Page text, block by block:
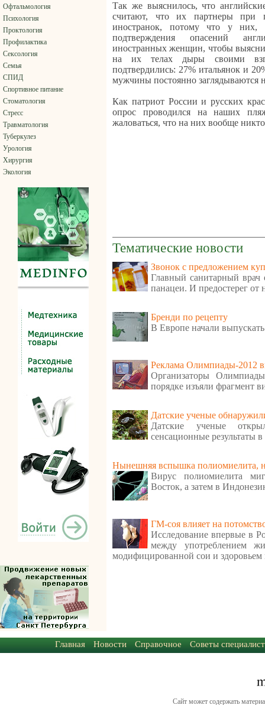
Офтальмология
Психология
Проктология
Профилактика
Сексология
Семья
СПИД
Спортивное питание
Стоматология
Стресс
Травматология
Туберкулез
Урология
Хирургия
Экология
Так же выяснилось, что
считают, что их партнеры при
иностранок, потому что у них,
подтверждения опасений
иностранных женщин, чтобы
на их телах дыры своими
подтвердились: 27% итальянок и
мужчины постоянно заглядываются
Как патриот России и русских
опрос проводился на наших
жаловаться, что на них вообще
Тематические новости
Звонок с предложением
Главный санитарный врач
панацеи. И предостерег
Бренди по рецепту
В Европе начали
Реклама Олимпиады-2012
Организаторы
порядке изъяли фрагмент
Датские ученые
Датские ученые
сенсационные результаты
Нынешняя вспышка полиомиелита,
Вирус полиомиелита
Восток, а затем в
ГМ-соя влияет на
Исследование впервые в
между употреблением
модифицированной сои и здоровьем
Главная Новости Справочное Советы
Сайт может содержать